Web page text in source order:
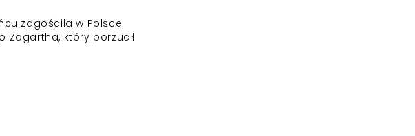
zagościła w Polsce!
który porzucił